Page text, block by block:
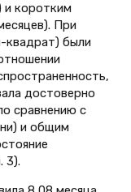
и коротким
При
квадрат) были
достоверно
сравнению с
и общим
3).